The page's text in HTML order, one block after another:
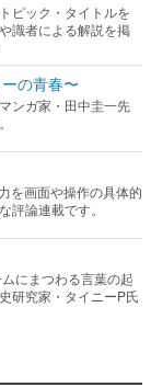
ピック・タイトルを
識者による解説を掲
の青春〜
ンガ家・田中圭一先
を画面や操作の具体的
評論連載です。
にまつわる言葉の起
研究家・タイニーP氏